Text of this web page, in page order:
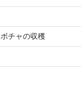
チャの収穫